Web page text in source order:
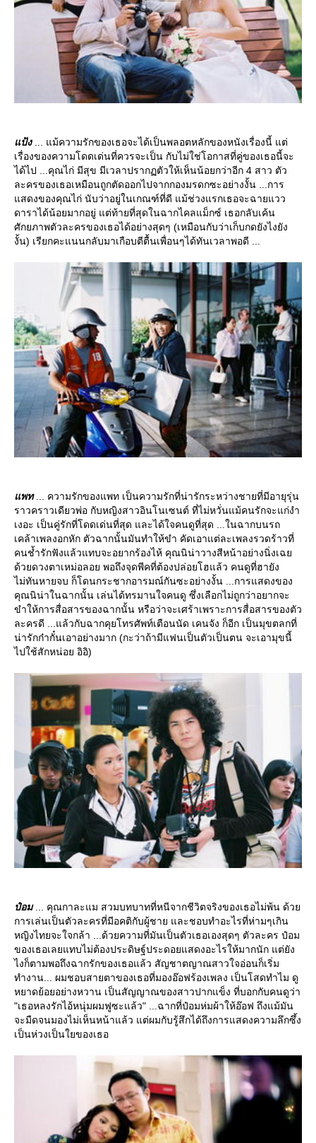
ป้ง... แม้ความรักของเธอจะได้เป็นพลอตหลักของหนังเรื่องนี้ แต่
เรื่องของความโดดเด่นที่ควรจะเป็น กับไม่ใช่โอกาสที่คู่ของเธอนี้จะ
ได้ไป ...คุณไก่ มีสุข มีเวลาปรากฏตัวให้เห็นน้อยกว่าอีก 4 สาว ตัว
ละครของเธอเหมือนถูกตัดออกไปจากกองมรดกซะอย่างงั้น ...การ
สดงของคุณไก่ นับว่าอยู่ในเกณฑ์ที่ดี แม้ช่วงแรกเธอจะฉายแวว
ดาราได้น้อยมากอยู่ แต่ท้ายที่สุดในฉากไคลแม็กซ์ เธอกลับเค้น
ศักยภาพตัวละครของเธอได้อย่างสุดๆ (เหมือนกับว่าเก็บกดยังไงยัง
งั้น) เรียกคะแนนกลับมาเกือบตีตื้นเพื่อนๆได้ทันเวลาพอดี ...
พท... ความรักของแพท เป็นความรักที่น่ารักระหว่างชายที่มีอายุรุ่น
ราวคราวเดียวพ่อ กับหญิงสาวอินโนเซนต์ ที่ไม่หวั่นแม้คนรักจะแก่งำ
เงอะ เป็นคู่รักที่โดดเด่นที่สุด และได้ใจคนดูที่สุด ...ในฉากบนรถ
เคล้าเพลงอกหัก ตัวฉากนั้นมันทำให้ขำ คัดเอาแต่ละเพลงรวดร้าวที่
คนช้ำรักฟังแล้วแทบจะอยากร้องไห้ คุณนิน่าวางสีหน้าอย่างนิ่งเฉ
ด้วยดวงตาเหม่อลอย พอถึงจุดพีคที่ต้องปล่อยโฮแล้ว คนดูที่ฮายัง
ไม่ทันหายจบ ก็โดนกระชากอารมณ์กันซะอย่างงั้น ...การแสดงของ
คุณนิน่าในฉากนั้น เล่นได้ทรมานใจคนดู ซึ่งเลือกไม่ถูกว่าอยากจะ
ขำให้การสื่อสารของฉากนั้น หรือว่าจะเศร้าเพราะการสื่อสารของตัว
ละครดี ...แล้วกับฉากคุยโทรศัพท์เตือนนัด เคนจัง ก็อีก เป็นมุขตลกที่
น่ารักก๋ากั๋นเอาอย่างมาก (กะว่าถ้ามีแฟนเป็นตัวเป็นตน จะเอามุขนี้
ไปใช้สักหน่อย อิอิ)
ป๋อม... คุณกาละแม สวมบทบาทที่หนีจากชีวิตจริงของเธอไม่พ้น ด้ว
การเล่นเป็นตัวละครที่มีอคติกับผู้ชาย และชอบทำอะไรที่ห่ามๆเกิน
หญิงไทยจะใจกล้า ...ด้วยความที่มันเป็นตัวเธอเองสุดๆ ตัวละคร ป๋อม
ของเธอเลยแทบไม่ต้องประดิษฐ์ประดอยแสดงอะไรให้มากนัก แต่ยัง
ไงก็ตามพอถึงฉากรักของเธอแล้ว สัญชาตญาณสาวใจอ่อนก็เริ่ม
ทำงาน... ผมชอบสายตาของเธอที่มองอ๊อฟร้องเพลง เป็นโสดทำไม ดู
หยาดย้อยอย่างหวาน เป็นสัญญาณของสาวปากแข็ง ที่บอกกับคนดูว่า
"เธอหลงรักไอ้หนุ่มผมฟูซะแล้ว" ...ฉากที่ป๋อมห่มผ้าให้อ๊อฟ ถึงแม้มัน
จะมืดจนมองไม่เห็นหน้าแล้ว แต่ผมกับรู้สึกได้ถึงการแสดงความลึกซึ้ง
เป็นห่วงเป็นใยของเธอ